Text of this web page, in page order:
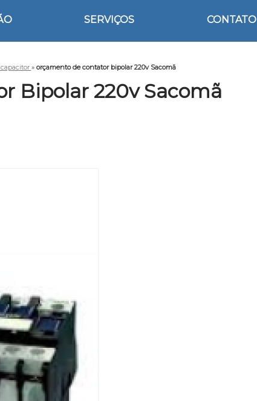
SERVIÇOS CONTATO
» orçamento de contator bipolar 220v Sacomã
Bipolar 220v Sacomã